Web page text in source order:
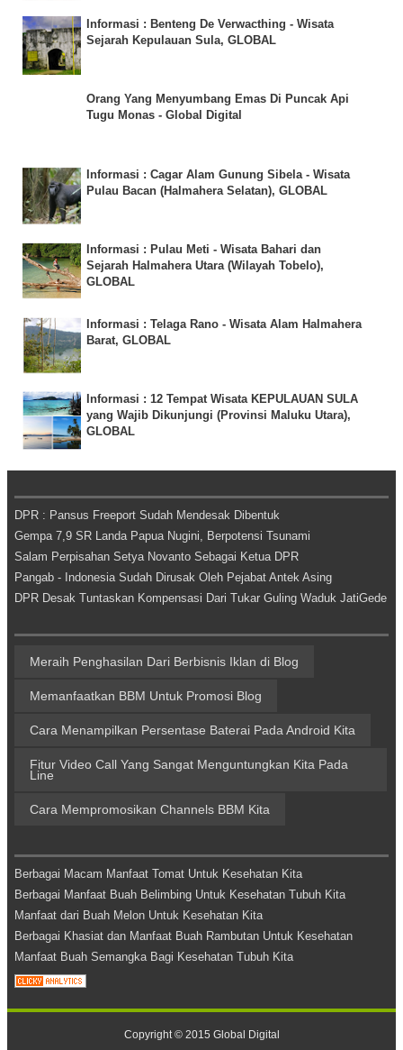
Informasi : Benteng De Verwacthing - Wisata
Sejarah Kepulauan Sula, GLOBAL
Orang Yang Menyumbang Emas Di Puncak Api
Tugu Monas - Global Digital
Informasi : Cagar Alam Gunung Sibela - Wisata
Pulau Bacan (Halmahera Selatan), GLOBAL
Informasi : Pulau Meti - Wisata Bahari dan
Sejarah Halmahera Utara (Wilayah Tobelo),
GLOBAL
Informasi : Telaga Rano - Wisata Alam Halmahera
Barat, GLOBAL
Informasi : 12 Tempat Wisata KEPULAUAN SULA
yang Wajib Dikunjungi (Provinsi Maluku Utara),
GLOBAL
DPR : Pansus Freeport Sudah Mendesak Dibentuk
Gempa 7,9 SR Landa Papua Nugini, Berpotensi Tsunami
Salam Perpisahan Setya Novanto Sebagai Ketua DPR
Pangab - Indonesia Sudah Dirusak Oleh Pejabat Antek Asing
DPR Desak Tuntaskan Kompensasi Dari Tukar Guling Waduk JatiGede
Meraih Penghasilan Dari Berbisnis Iklan di Blog
Memanfaatkan BBM Untuk Promosi Blog
Cara Menampilkan Persentase Baterai Pada Android Kita
Fitur Video Call Yang Sangat Menguntungkan Kita Pada
Line
Cara Mempromosikan Channels BBM Kita
Berbagai Macam Manfaat Tomat Untuk Kesehatan Kita
Berbagai Manfaat Buah Belimbing Untuk Kesehatan Tubuh Kita
Manfaat dari Buah Melon Untuk Kesehatan Kita
Berbagai Khasiat dan Manfaat Buah Rambutan Untuk Kesehatan
Manfaat Buah Semangka Bagi Kesehatan Tubuh Kita
Copyright © 2015 Global Digital